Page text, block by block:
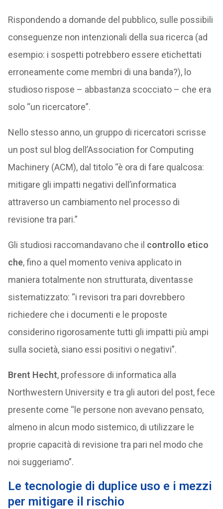
Rispondendo a domande del pubblico, sulle possibili
conseguenze non intenzionali della sua ricerca (ad
esempio: i sospetti potrebbero essere etichettati
erroneamente come membri di una banda?), lo
studioso rispose – abbastanza scocciato – che era
solo “un ricercatore”.
Nello stesso anno, un gruppo di ricercatori scrisse
un post sul blog dell’Association for Computing
Machinery (ACM), dal titolo “è ora di fare qualcosa:
mitigare gli impatti negativi dell’informatica
attraverso un cambiamento nel processo di
revisione tra pari.”
Gli studiosi raccomandavano che il controllo etico
che, fino a quel momento veniva applicato in
maniera totalmente non strutturata, diventasse
sistematizzato: “i revisori tra pari dovrebbero
richiedere che i documenti e le proposte
considerino rigorosamente tutti gli impatti più ampi
sulla società, siano essi positivi o negativi”.
Brent Hecht, professore di informatica alla
Northwestern University e tra gli autori del post, fece
presente come “le persone non avevano pensato,
almeno in alcun modo sistemico, di utilizzare le
proprie capacità di revisione tra pari nel modo che
noi suggeriamo”.
Le tecnologie di duplice uso e i mezzi
per mitigare il rischio